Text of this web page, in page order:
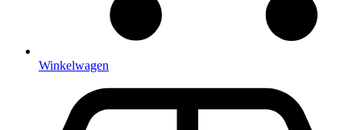
Winkelwagen